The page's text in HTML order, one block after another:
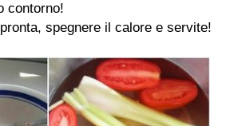
contorno!
spegnere il calore e servite!